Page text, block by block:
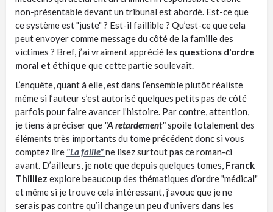
non-présentable devant un tribunal est abordé. Est-ce que
ce système est "juste" ? Est-il faillible ? Qu’est-ce que cela
peut envoyer comme message du côté de la famille des
victimes ? Bref, j’ai vraiment apprécié les questions d'ordre
moral et éthique que cette partie soulevait.
L’enquête, quant à elle, est dans l’ensemble plutôt réaliste
même si l’auteur s’est autorisé quelques petits pas de côté
parfois pour faire avancer l’histoire. Par contre, attention,
je tiens à préciser que "A retardement"spoile totalement des
éléments très importants du tome précédent donc si vous
comptez lire "La faille"ne lisez surtout pas ce roman-ci
avant. D’ailleurs, je note que depuis quelques tomes, Franck
Thilliez explore beaucoup des thématiques d’ordre "médical"
et même si je trouve cela intéressant, j’avoue que je ne
serais pas contre qu’il change un peu d’univers dans les